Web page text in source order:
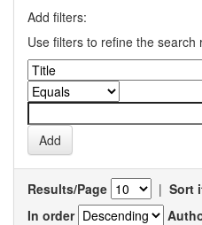
Add filters:
Use filters to refine the search
Results/Page | Sort
In order